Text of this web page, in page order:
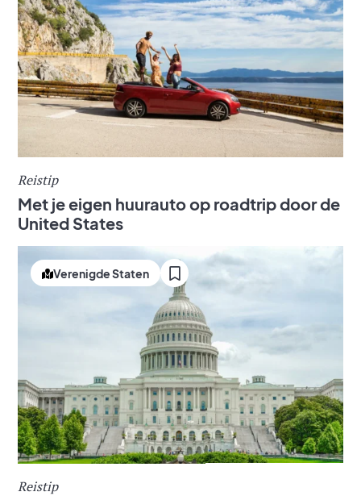
Reistip
Met je eigen huurauto op roadtrip door de
United States
Verenigde Staten
Reistip